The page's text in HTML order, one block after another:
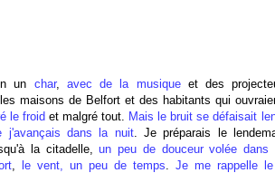
un char, avec de la musiqueet des
maisons de Belfort et des habitants qui
le froid et malgré tout. Mais le bruit se défaisait
j'avançais dans la nuit. Je préparais le
la citadelle,un peu de douceur volée dans
, le vent, un peu de temps.Je me rappelle